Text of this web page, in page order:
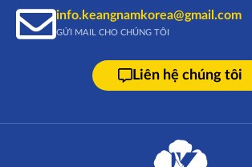
info.keangnamkorea@gmail.com
GỬI MAIL CHO CHÚNG TÔI
Liên hệ chúng tôi